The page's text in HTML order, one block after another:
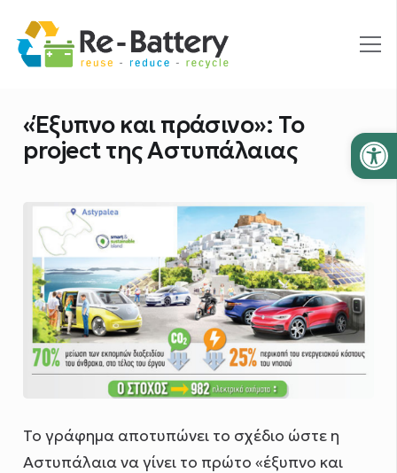
«Έξυπνο και πράσινο»: Το
project της Αστυπάλαιας
Το γράφημα αποτυπώνει το σχέδιο ώστε η
Αστυπάλαια να γίνει το πρώτο «έξυπνο και